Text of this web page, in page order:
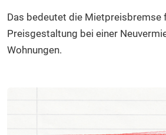
Das bedeutet die Mietpreisbremse
Preisgestaltung bei einer
Wohnungen.